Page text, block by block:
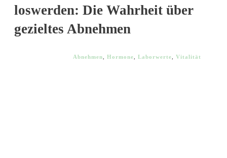
loswerden: Die Wahrheit über
gezieltes Abnehmen
Abnehmen Hormone Laborwerte Vitalität